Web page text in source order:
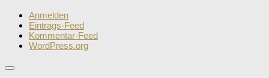
Anmelden
Eintrags-Feed
Kommentar-Feed
WordPress.org